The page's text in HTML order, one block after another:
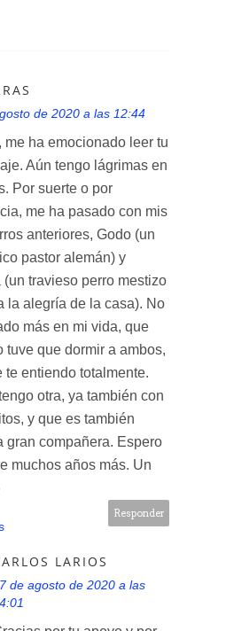
de 2020 a las 12:44
me ha emocionado leer tu
Aún tengo lágrimas en
Por suerte o por
me ha pasado con mis
anteriores, Godo (un
pastor alemán) y
(un travieso perro mestizo
la alegría de la casa). No
más en mi vida, que
tuve que dormir a ambos,
te entiendo totalmente.
otra, ya también con
y que es también
gran compañera. Espero
muchos años más. Un
Responder
LARIOS
de agosto de 2020 a las